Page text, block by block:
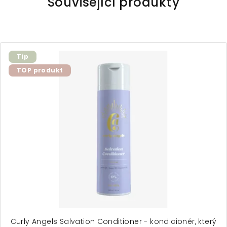
Tip
TOP produkt
Curly Angels Salvation Conditioner - kondicionér, který